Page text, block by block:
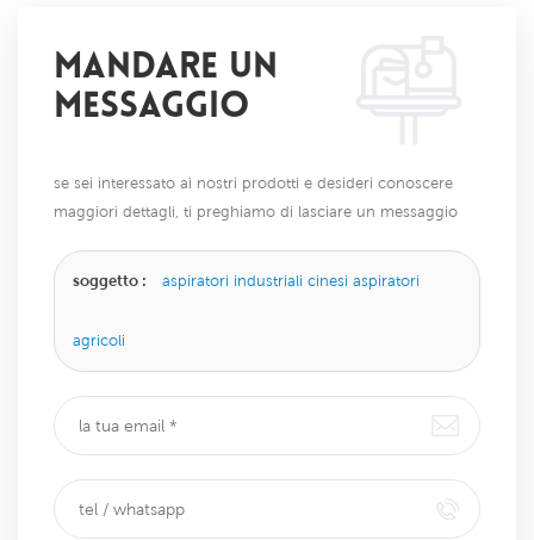
MANDARE UN
MESSAGGIO
se sei interessato ai nostri prodotti e desideri conoscere
maggiori dettagli, ti preghiamo di lasciare un messaggio
soggetto : aspiratori industriali cinesi aspiratori
agricoli